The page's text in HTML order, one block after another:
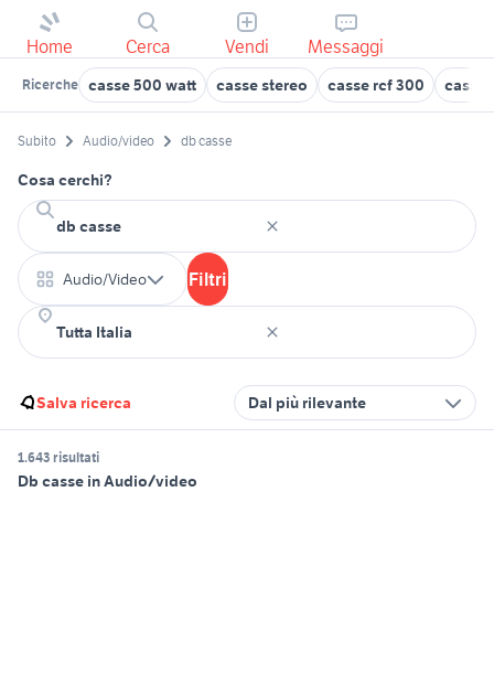
Home Cerca Vendi Messaggi
Ricerche casse 500 watt casse stereo casse rcf 300 casse
Subito Audio/video db casse
Cosa cerchi?
Audio/Video Filtri
Salva ricerca Dal più rilevante
1.643 risultati
Db casse in Audio/video